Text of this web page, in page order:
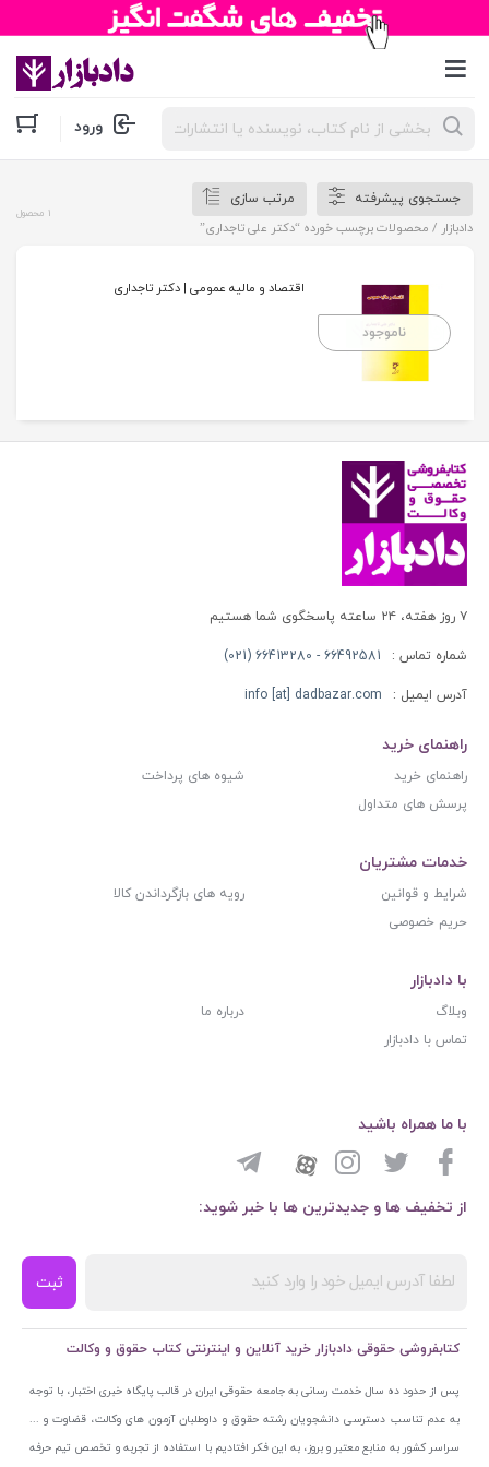
جستجوی
محصولات ورود
جستجوی پیشرفته
مرتب سازی
دادبازار / محصولات برچسب خورده “دکتر علی تاجداری”
1 محصول
ناموجود
اقتصاد و مالیه عمومی | دکتر تاجداری
۷ روز هفته، ۲۴ ساعته پاسخگوی شما هستیم
شماره تماس : 66492581 - 66413280 (021)
آدرس ایمیل : info [at] dadbazar.com
راهنمای خرید
راهنمای خرید
شیوه های پرداخت
پرسش های متداول
خدمات مشتریان
شرایط و قوانین
رویه های بازگرداندن کالا
حریم خصوصی
با دادبازار
وبلاگ
درباره ما
تماس با دادبازار
از تخفیف ها و جدیدترین ها با خبر شوید:
ثبت
با ما همراه باشید
کتابفروشی حقوقی دادبازار خرید آنلاین و اینترنتی کتاب حقوق و وکالت
پس از حدود ده سال خدمت رسانی به جامعه حقوقی ایران در قالب پایگاه خبری اختبار، با توجه
به عدم تناسب دسترسی دانشجویان رشته حقوق و داوطلبان آزمون های وکالت، قضاوت و ...
سراسر کشور به منابع معتبر و بروز، به این فکر افتادیم با استفاده از تجربه و تخصص تیم حرفه